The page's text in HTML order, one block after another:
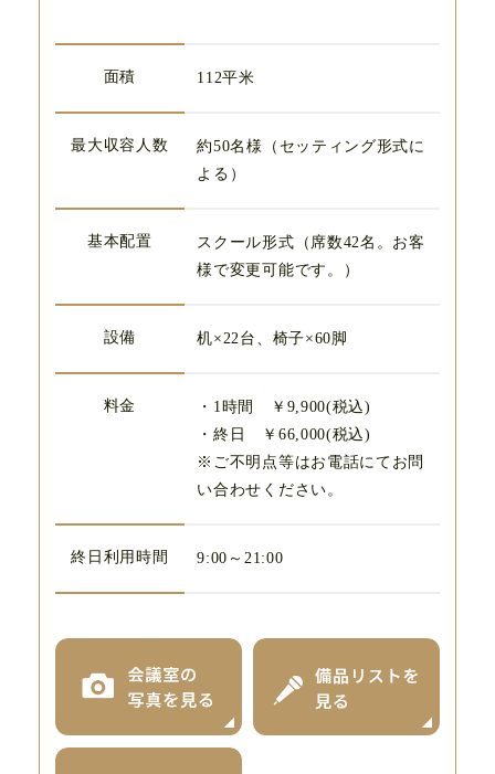
面積 112平米
最大収容人数
約50名様（セッティング形式に
よる）
基本配置
スクール形式（席数42名。お客
様で変更可能です。）
設備 机×22台、椅子×60脚
料金
・1時間 ￥9,900(税込)
・終日 ￥66,000(税込)
※ご不明点等はお電話にてお問
い合わせください。
終日利用時間 9:00～21:00